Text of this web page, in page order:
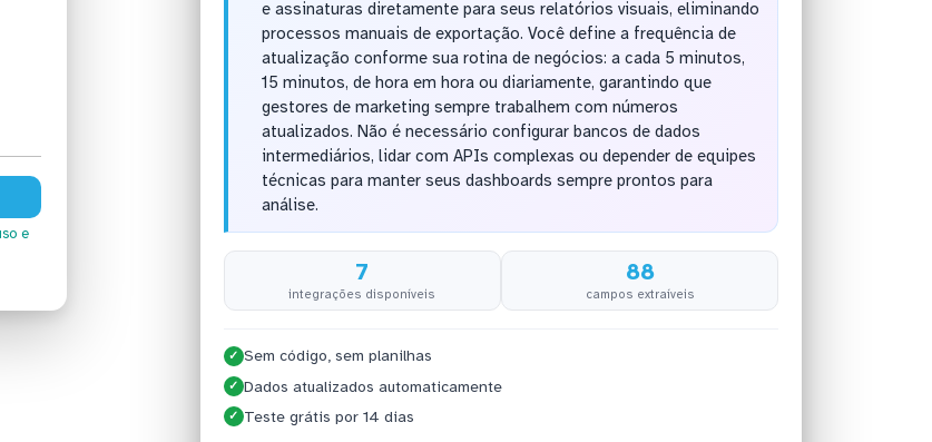
e
e assinaturas diretamente para seus relatórios visuais, eliminando
processos manuais de exportação. Você define a frequência de
atualização conforme sua rotina de negócios: a cada 5 minutos,
15 minutos, de hora em hora ou diariamente, garantindo que
gestores de marketing sempre trabalhem com números
atualizados. Não é necessário configurar bancos de dados
intermediários, lidar com APIs complexas ou depender de equipes
técnicas para manter seus dashboards sempre prontos para
análise.
7
integrações disponíveis
88
campos extraíveis
✓ Sem código, sem planilhas
✓ Dados atualizados automaticamente
✓ Teste grátis por 14 dias